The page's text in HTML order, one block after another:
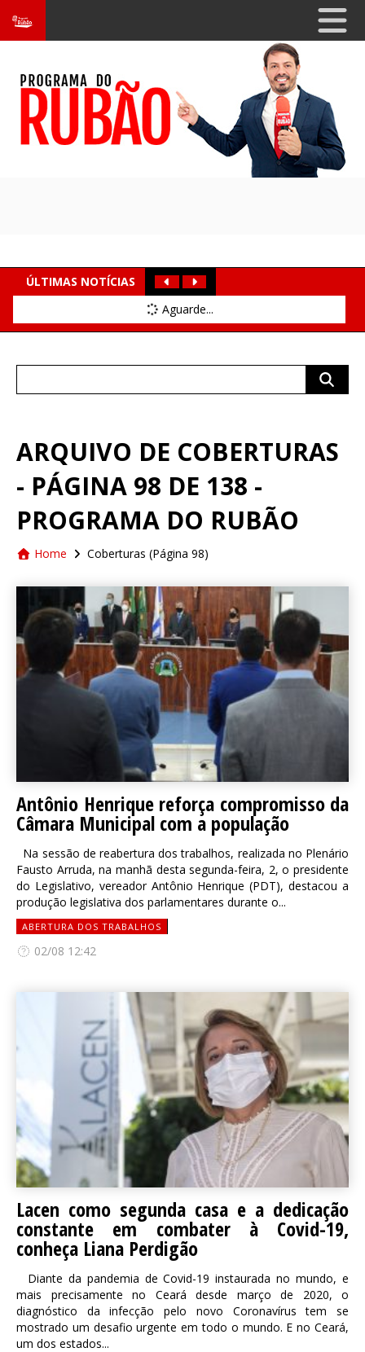
ÚLTIMAS NOTÍCIAS
Aguarde...
ARQUIVO DE COBERTURAS
- PÁGINA 98 DE 138 -
PROGRAMA DO RUBÃO
Home Coberturas (Página 98)
Antônio Henrique reforça compromisso da
Câmara Municipal com a população
Na sessão de reabertura dos trabalhos, realizada no Plenário
Fausto Arruda, na manhã desta segunda-feira, 2, o presidente
do Legislativo, vereador Antônio Henrique (PDT), destacou a
produção legislativa dos parlamentares durante o...
ABERTURA DOS TRABALHOS
02/08 12:42
Lacen como segunda casa e a dedicação
constante em combater à Covid-19,
conheça Liana Perdigão
Diante da pandemia de Covid-19 instaurada no mundo, e
mais precisamente no Ceará desde março de 2020, o
diagnóstico da infecção pelo novo Coronavírus tem se
mostrado um desafio urgente em todo o mundo. E no Ceará,
um dos estados...